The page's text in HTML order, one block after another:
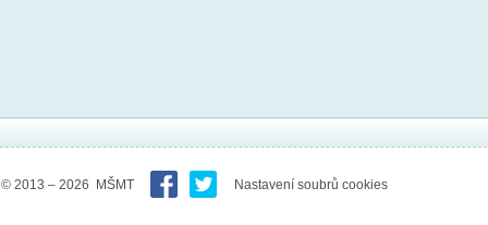
© 2013 – 2026 MŠMT Nastavení soubrů cookies